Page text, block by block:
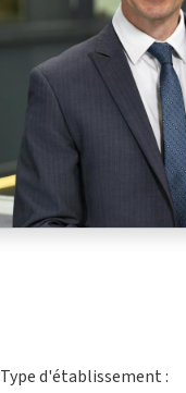
Type d'établissement :